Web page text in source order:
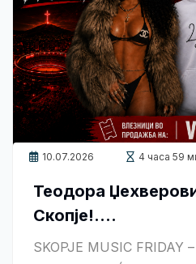
10.07.2026 4 часа 59
Теодора
Скопје!....
SKOPJE MUSIC